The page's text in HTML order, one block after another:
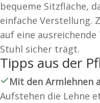
bequeme Sitzfläche,
einfache Verstellung.
auf eine
Stuhl sicher trägt.
Tipps aus der
Mit den Armlehnen
Aufstehen die Lehne